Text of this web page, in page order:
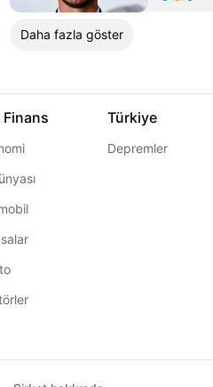
Daha fazla göster
Finans Türkiye
Depremler